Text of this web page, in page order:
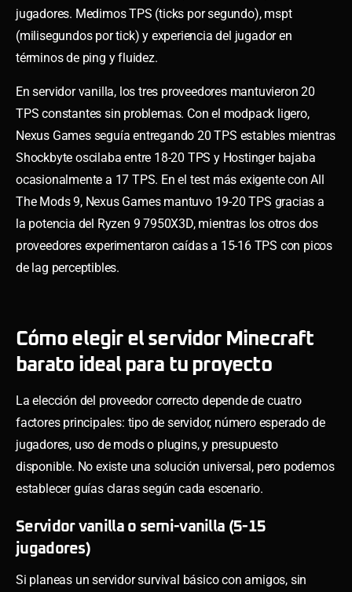
jugadores. Medimos TPS (ticks por segundo), mspt
(milisegundos por tick) y experiencia del jugador en
términos de ping y fluidez.
En servidor vanilla, los tres proveedores mantuvieron 20
TPS constantes sin problemas. Con el modpack ligero,
Nexus Games seguía entregando 20 TPS estables mientras
Shockbyte oscilaba entre 18-20 TPS y Hostinger bajaba
ocasionalmente a 17 TPS. En el test más exigente con All
The Mods 9, Nexus Games mantuvo 19-20 TPS gracias a
la potencia del Ryzen 9 7950X3D, mientras los otros dos
proveedores experimentaron caídas a 15-16 TPS con picos
de lag perceptibles.
Cómo elegir el servidor Minecraft
barato ideal para tu proyecto
La elección del proveedor correcto depende de cuatro
factores principales: tipo de servidor, número esperado de
jugadores, uso de mods o plugins, y presupuesto
disponible. No existe una solución universal, pero podemos
establecer guías claras según cada escenario.
Servidor vanilla o semi-vanilla (5-15
jugadores)
Si planeas un servidor survival básico con amigos, sin